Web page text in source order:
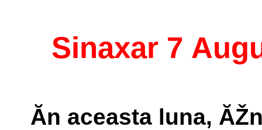
Sinaxar 7
Ăn aceasta luna,